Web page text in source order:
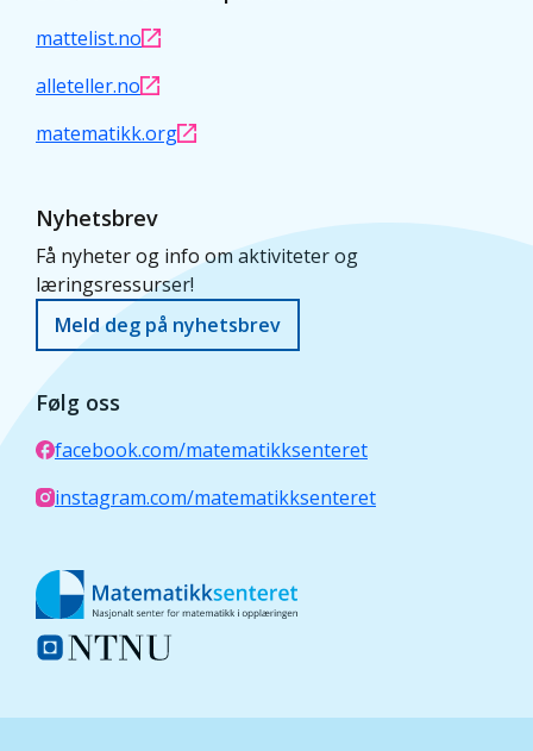
mattelist.no
alleteller.no
matematikk.org
Nyhetsbrev
Få nyheter og info om aktiviteter og
læringsressurser!
Meld deg på nyhetsbrev
Følg oss
facebook.com/matematikksenteret
instagram.com/matematikksenteret